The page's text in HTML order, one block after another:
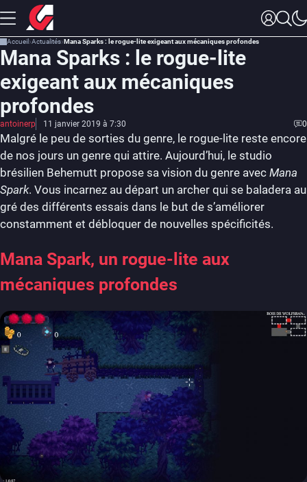
Accueil Actualités Mana Sparks : le rogue-lite exigeant aux mécaniques profondes
Mana Sparks : le rogue-lite
exigeant aux mécaniques
profondes
antoinerp 11 janvier 2019 à 7:30 0
Malgré le peu de sorties du genre, le rogue-lite reste encore
de nos jours un genre qui attire. Aujourd’hui, le studio
brésilien Behemutt propose sa vision du genre avec Mana
Spark. Vous incarnez au départ un archer qui se baladera au
gré des différents essais dans le but de s’améliorer
constamment et débloquer de nouvelles spécificités.
Mana Spark, un rogue-lite aux
mécaniques profondes